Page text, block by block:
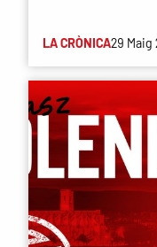
LA CRÒNICA29 Maig